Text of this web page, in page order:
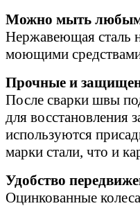
Можно мыть
Нержавеющая сталь
моющими
Прочные и
После сварки швы
для восстановления
используются
марки стали, что и
Удобство
Оцинкованные